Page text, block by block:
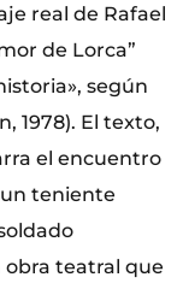
real de Rafael
de Lorca”
según
1978). El texto,
el encuentro
teniente
obra teatral que